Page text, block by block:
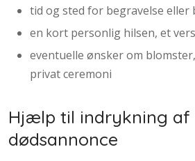
​tid og sted for begravelse
​en kort personlig hilsen, et
​eventuelle ønsker om
privat ceremoni
Hjælp til indrykning af
dødsannonce